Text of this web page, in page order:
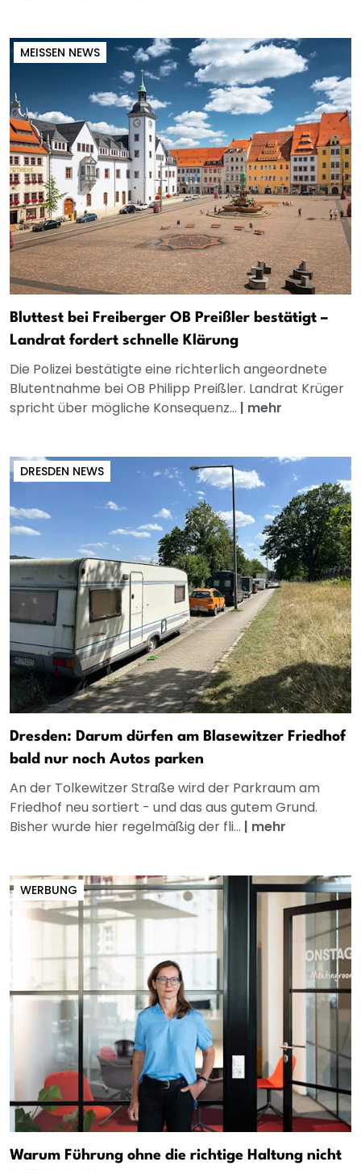
MEISSEN NEWS
Bluttest bei Freiberger OB Preißler bestätigt –
Landrat fordert schnelle Klärung
Die Polizei bestätigte eine richterlich angeordnete
Blutentnahme bei OB Philipp Preißler. Landrat Krüger
spricht über mögliche Konsequenz... | mehr
DRESDEN NEWS
Dresden: Darum dürfen am Blasewitzer Friedhof
bald nur noch Autos parken
An der Tolkewitzer Straße wird der Parkraum am
Friedhof neu sortiert - und das aus gutem Grund.
Bisher wurde hier regelmäßig der fli... | mehr
WERBUNG
Warum Führung ohne die richtige Haltung nicht